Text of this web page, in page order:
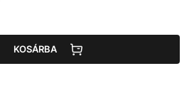
KOSÁRBA